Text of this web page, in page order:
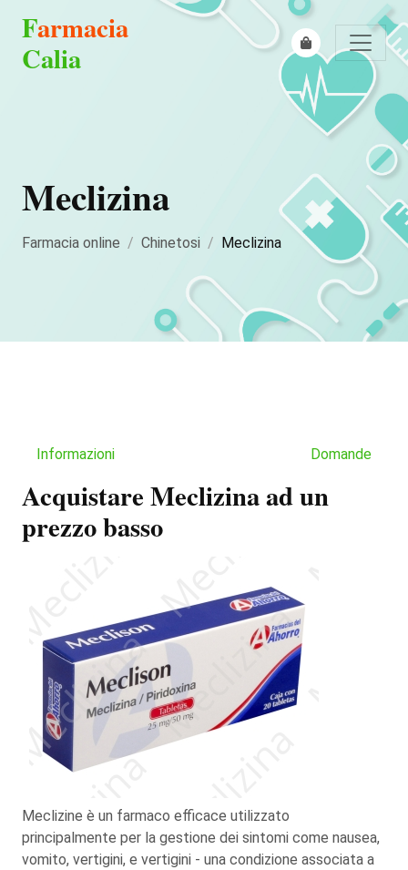
Farmacia
Calia
Meclizina
Farmacia online Chinetosi Meclizina
Informazioni Domande
Acquistare Meclizina ad un
prezzo basso
Meclizine è un farmaco efficace utilizzato
principalmente per la gestione dei sintomi come nausea,
vomito, vertigini, e vertigini - una condizione associata a